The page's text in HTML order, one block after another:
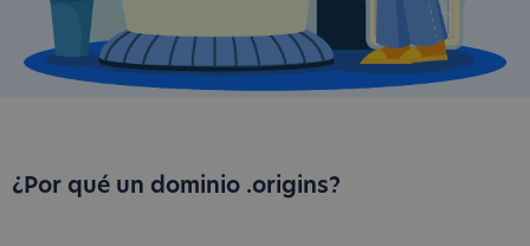
¿Por qué un dominio .origins?